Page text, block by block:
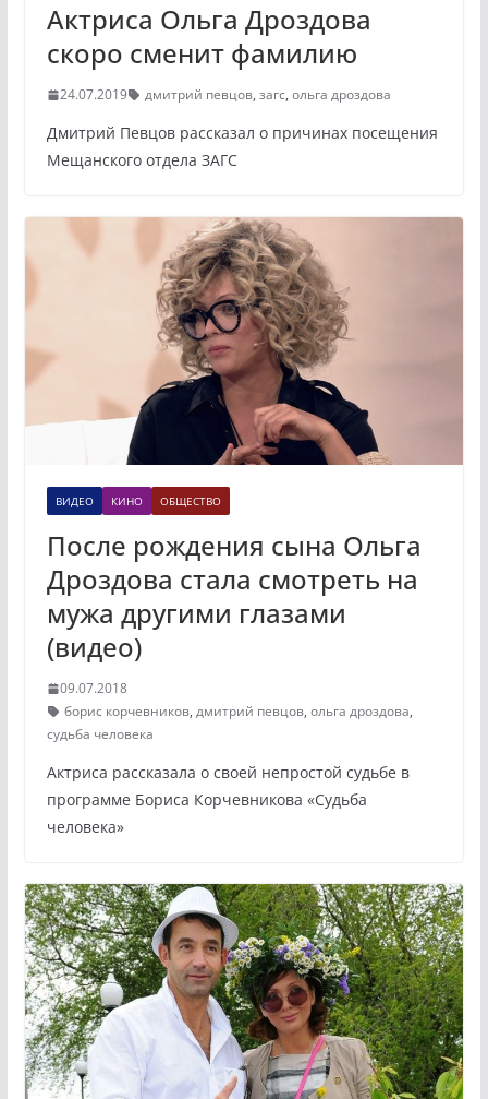
Актриса Ольга Дроздова
скоро сменит фамилию
24.07.2019 дмитрий певцов, загс, ольга дроздова
Дмитрий Певцов рассказал о причинах посещения
Мещанского отдела ЗАГС
ВИДЕО КИНО ОБЩЕСТВО
После рождения сына Ольга
Дроздова стала смотреть на
мужа другими глазами
(видео)
09.07.2018
борис корчевников, дмитрий певцов, ольга дроздова,
судьба человека
Актриса рассказала о своей непростой судьбе в
программе Бориса Корчевникова «Судьба
человека»